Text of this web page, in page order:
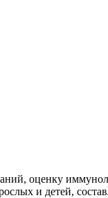
оценку
и детей,